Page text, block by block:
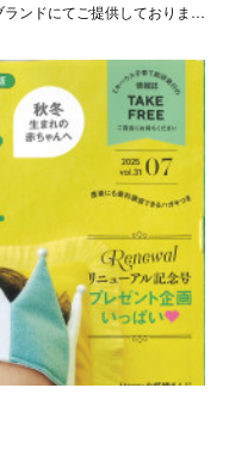
ランドにてご提供しておりま…